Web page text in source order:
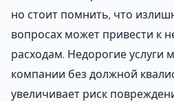
но стоит помнить, что
вопросах может привести к
расходам. Недорогие услуги
компании без должной
увеличивает риск